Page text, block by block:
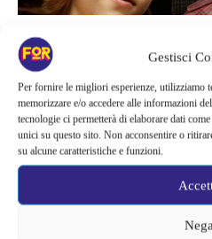
Gestisci
Per fornire le migliori esperienze, utilizziamo
memorizzare e/o accedere alle informazioni
tecnologie ci permetterà di elaborare dati
unici su questo sito. Non acconsentire o
su alcune caratteristiche e funzioni.
Nega
Serie TV
LA MISTERIOSA
GIOVANI GENI: LA
DEI PRIMI 3
"La misteriosa accademia dei
mysterious Benedict Society") è una
Disney+ ed è pronta a farsi amare da
serie sta cominciando a riscuotere un